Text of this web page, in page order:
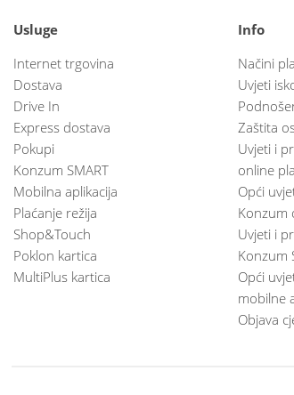
Usluge
Internet trgovina
Dostava
Drive In
Express dostava
Pokupi
Konzum SMART
Mobilna aplikacija
Plaćanje režija
Shop&Touch
Poklon kartica
MultiPlus kartica
Info
Načini
Uvjeti
Zaštita
Uvjeti i
online
Opći
Konzum
Uvjeti i
Konzum
Opći
mobilne
Objava